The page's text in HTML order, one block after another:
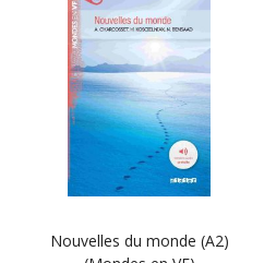
Nouvelles du monde (A2)